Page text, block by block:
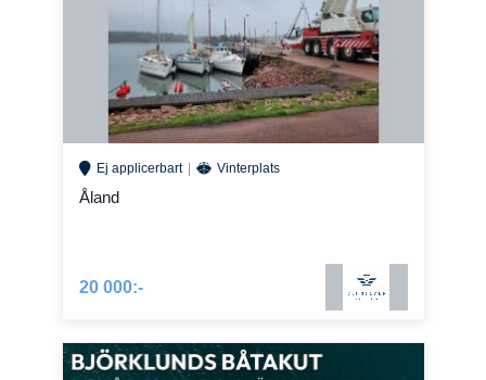
Ej applicerbart Vinterplats
Åland
20 000:-